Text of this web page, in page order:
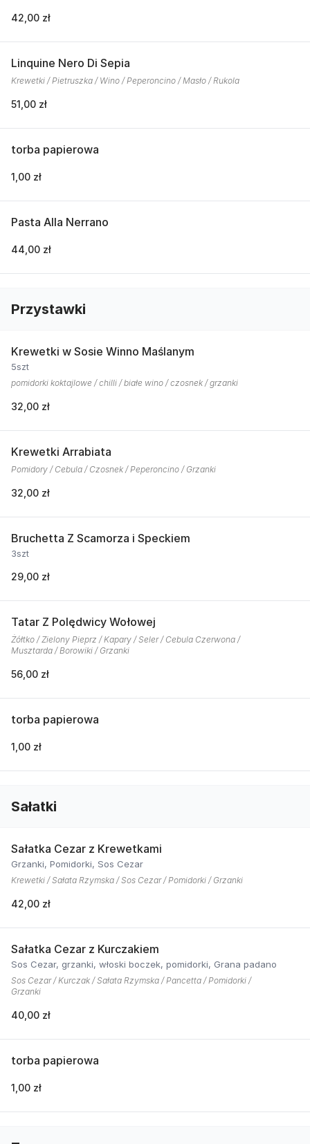
42,00 zł
Linquine Nero Di Sepia
Krewetki / Pietruszka / Wino / Peperoncino / Masło / Rukola
51,00 zł
torba papierowa
1,00 zł
Pasta Alla Nerrano
44,00 zł
Przystawki
Krewetki w Sosie Winno Maślanym
5szt
pomidorki koktajlowe / chilli / białe wino / czosnek / grzanki
32,00 zł
Krewetki Arrabiata
Pomidory / Cebula / Czosnek / Peperoncino / Grzanki
32,00 zł
Bruchetta Z Scamorza i Speckiem
3szt
29,00 zł
Tatar Z Polędwicy Wołowej
Żółtko / Zielony Pieprz / Kapary / Seler / Cebula Czerwona /
Musztarda / Borowiki / Grzanki
56,00 zł
torba papierowa
1,00 zł
Sałatki
Sałatka Cezar z Krewetkami
Grzanki, Pomidorki, Sos Cezar
Krewetki / Sałata Rzymska / Sos Cezar / Pomidorki / Grzanki
42,00 zł
Sałatka Cezar z Kurczakiem
Sos Cezar, grzanki, włoski boczek, pomidorki, Grana padano
Sos Cezar / Kurczak / Sałata Rzymska / Pancetta / Pomidorki /
Grzanki
40,00 zł
torba papierowa
1,00 zł